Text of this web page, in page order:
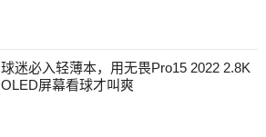
球迷必入轻薄本，用无畏Pro15 2022 2.8K
OLED屏幕看球才叫爽